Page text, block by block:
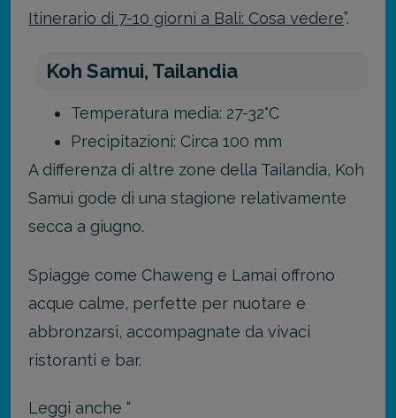
Itinerario di 7-10 giorni a Bali: Cosa vedere”.
Koh Samui, Tailandia
Temperatura media: 27-32°C
Precipitazioni: Circa 100 mm
A differenza di altre zone della Tailandia, Koh
Samui gode di una stagione relativamente
secca a giugno.
Spiagge come Chaweng e Lamai offrono
acque calme, perfette per nuotare e
abbronzarsi, accompagnate da vivaci
ristoranti e bar.
Leggi anche “